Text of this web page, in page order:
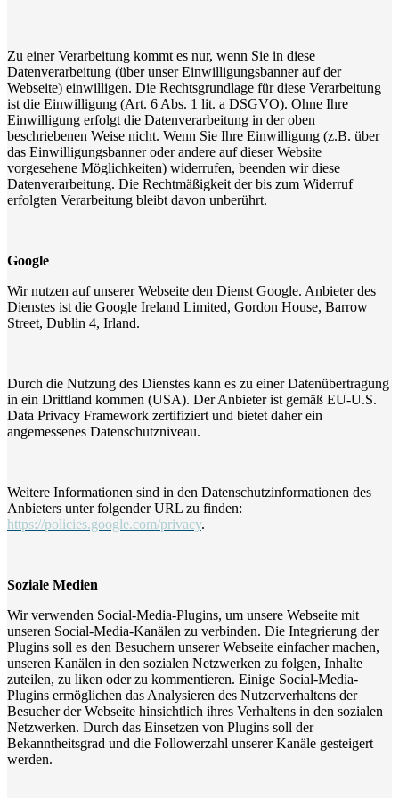
Zu einer Verarbeitung kommt es nur, wenn Sie in diese
Datenverarbeitung (über unser Einwilligungsbanner auf der
Webseite) einwilligen. Die Rechtsgrundlage für diese Verarbeitung
ist die Einwilligung (Art. 6 Abs. 1 lit. a DSGVO). Ohne Ihre
Einwilligung erfolgt die Datenverarbeitung in der oben
beschriebenen Weise nicht. Wenn Sie Ihre Einwilligung (z.B. über
das Einwilligungsbanner oder andere auf dieser Website
vorgesehene Möglichkeiten) widerrufen, beenden wir diese
Datenverarbeitung. Die Rechtmäßigkeit der bis zum Widerruf
erfolgten Verarbeitung bleibt davon unberührt.
Google
Wir nutzen auf unserer Webseite den Dienst Google. Anbieter des
Dienstes ist die Google Ireland Limited, Gordon House, Barrow
Street, Dublin 4, Irland.
Durch die Nutzung des Dienstes kann es zu einer Datenübertragung
in ein Drittland kommen (USA). Der Anbieter ist gemäß EU-U.S.
Data Privacy Framework zertifiziert und bietet daher ein
angemessenes Datenschutzniveau.
Weitere Informationen sind in den Datenschutzinformationen des
Anbieters unter folgender URL zu finden:
https://policies.google.com/privacy.
Soziale Medien
Wir verwenden Social-Media-Plugins, um unsere Webseite mit
unseren Social-Media-Kanälen zu verbinden. Die Integrierung der
Plugins soll es den Besuchern unserer Webseite einfacher machen,
unseren Kanälen in den sozialen Netzwerken zu folgen, Inhalte
zuteilen, zu liken oder zu kommentieren. Einige Social-Media-
Plugins ermöglichen das Analysieren des Nutzerverhaltens der
Besucher der Webseite hinsichtlich ihres Verhaltens in den sozialen
Netzwerken. Durch das Einsetzen von Plugins soll der
Bekanntheitsgrad und die Followerzahl unserer Kanäle gesteigert
werden.